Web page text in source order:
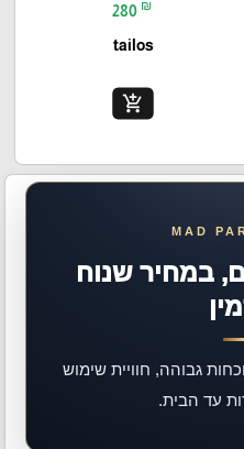
280 ₪
tailos
add_shopping_cart
במחיר שנוח
גבוהה, חוויית שימוש
עד הבית.